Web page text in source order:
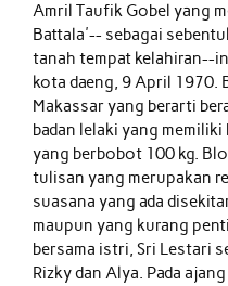
Amril Taufik Gobelyang
Battala'-- sebagai
tanah tempat kelahiran--
kota daeng, 9 April 1970.
Makassar yang berarti
badan lelaki yang
yang berbobot 100 kg.
tulisan yang merupakan
suasana yang ada
maupun yang kurang
bersama istri, Sri Lestari
Rizky dan Alya. Pada